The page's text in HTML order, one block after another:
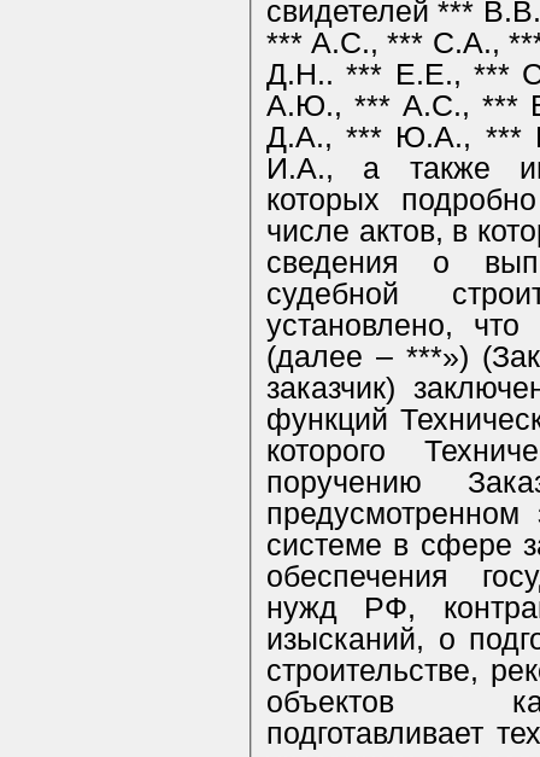
свидетелей ***
*** А.С., *** С.А.,
Д.Н.. *** Е.Е., ***
А.Ю., *** А.С., ***
Д.А., *** Ю.А., ***
И.А., а также
которых
числе актов, в
сведения о
судебной
установлено, что
(далее – ***»)
заказчик)
функций
которого
поручению
предусмотренном
системе в сфере
обеспечения
нужд РФ,
изысканий, о
строительстве,
объектов
подготавливает